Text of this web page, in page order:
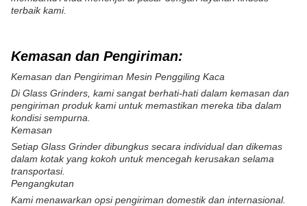
terbaik kami.
Kemasan dan Pengiriman:
Kemasan dan Pengiriman Mesin Penggiling Kaca
Di Glass Grinders, kami sangat berhati-hati dalam kemasan dan
pengiriman produk kami untuk memastikan mereka tiba dalam
kondisi sempurna.
Kemasan
Setiap Glass Grinder dibungkus secara individual dan dikemas
dalam kotak yang kokoh untuk mencegah kerusakan selama
transportasi.
Pengangkutan
Kami menawarkan opsi pengiriman domestik dan internasional.